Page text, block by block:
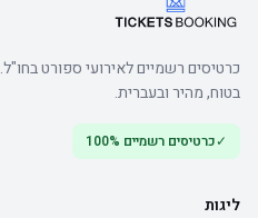
כרטיסים רשמיים לאירועי ספורט בחו"ל.
בטוח, מהיר ובעברית.
✓כרטיסים רשמיים 100%
ליגות